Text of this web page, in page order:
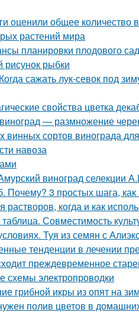
оценили общее количество
растений мира
планировки плодового
рисунок рыбки
сажать лук-севок под
свойства цветка
— размножение
сортов винограда
навоза
виноград селекции
3 простых шага, как
когда и как
Совместимость
Туя из семян с
тенденции в лечении
преждевременное
электропроводки
грибной икры из опят на
полив цветов в